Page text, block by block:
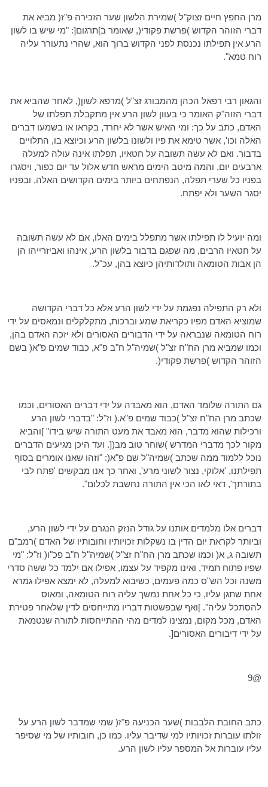
מרן החפץ חיים זצוק"ל )שמירת הלשון שער הזכירה פ"ז( מביא את
דברי הזוהר הקדוש )פרשת פקודי(, שאומר ב]תרגום[: "מי שיש בו לשון
הרע אין תפילתו נכנסת לפני הקדוש ברוך הוא, שהרי נתעורר עליה
רוח טמא".
והגאון רבי רפאל הכהן מהמבורג זצ"ל )מרפא לשון(, לאחר שהביא את
דברי הזוה"ק האומר כי בעוון לשון הרע אין מתקבלת תפלתו של
האדם, כתב על כך: ומי האיש אשר לא יחרד, בקראו או בשמעו דברים
האלה וכו', אשר טימא את פיו ולשונו בלשון הרע וכיוצא בו, התלויים
בדבור. ואם לא עשה תשובה על חטאיו, תפלתו אינה עולה למעלה
ארבעים יום, והמה מיטב הימים מראש חדש אלול עד יום כפור, ויסגרו
בפניו כל שערי תפלה, הנפתחים ביותר בימים הקדושים האלה, ובפניו
יסגר השער ולא יפתח.
ומה יועיל לו תפילתו אשר מתפלל בימים האלו, אם לא עשה תשובה
על חטאיו הרבים, מה שפגם בדבור בלשון הרע,אינהו ואביזרייהו הן
הן אבות הטומאה ותולדותיהן כיוצא בהן, עכ"ל.
ולא רק התפילה נפגמת על ידי לשון הרע אלא כל דברי הקדושה
שמוציא האדם מפיו כקריאת שמע וברכות, מתקלקלים ונמאסים על ידי
רוח הטומאה שנבראה על ידי הדבורים האסורים ולא יזכה האדם בהן,
וכמו שמביא מרן הח"ח זצ"ל )שמיה"ל ח"ב פ"א, כבוד שמים פ"א( בשם
הזוהר הקדוש )פרשת פקודי(.
גם התורה שלומד האדם, הוא מאבדה על ידי דברים האסורים, וכמו
שכתב מרן הח"ח זצ"ל )כבוד שמים פ"א.( וז"ל: "בדברי לשון הרע
ורכילות שהוא מדבר, הוא מאבד את מעט התורה שיש בידו" ]והביא
מקור לכך מדברי המדרש )שוחר טוב מב([. ועד היכן מגיעים הדברים
נוכל ללמוד ממה שכתב )שמיה"ל שם פ"א(: "וזהו שאנו אומרים בסוף
תפילתנו, 'אלוקי, נצור לשוני מרע', ואחר כך אנו מבקשים 'פתח לבי
בתורתך', דאי לאו הכי אין התורה נחשבת לכלום".
דברים אלו מלמדים אותנו על גודל הנזק הנגרם על ידי לשון הרע,
וביותר לקראת יום הדין בו נשקלות זכויותיו וחובותיו של האדם )רמב"ם
תשובה ג, א( וכמו שכתב מרן הח"ח זצ"ל )שמיה"ל ח"ב פכ"ו( וז"ל: "מי
שפיו פתוח תמיד, ואינו מקפיד על עצמו, אפילו אם ילמד כל ששה סדרי
משנה וכל הש"ס כמה פעמים, כשיבוא למעלה, לא ימצא אפילו גמרא
אחת שתגן עליו, כי כל אחת נמשך עליה רוח הטומאה, ומאוס
להסתכל עליה". ]ואף שבפשטות דבריו מתייחסים לדין שלאחר פטירת
האדם, מכל מקום, נמצינו למדים מהי ההתייחסות לתורה שנטמאת
על ידי דיבורים האסורים[.
@9
כתב החובת הלבבות )שער הכניעה פ"ז( שמי שמדבר לשון הרע על
זולתו עוברות זכויותיו למי שדיבר עליו. כמו כן, חובותיו של מי שסיפר
עליו עוברות אל המספר עליו לשון הרע.